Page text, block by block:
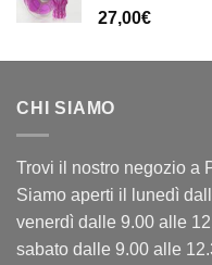
27,00€
CHI SIAMO
Trovi il nostro negozio a
Siamo aperti il lunedì
venerdì dalle 9.00 alle
sabato dalle 9.00 alle